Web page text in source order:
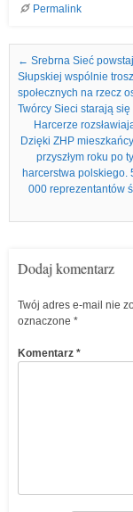
Permalink
Nawigacja we wpisach
← Srebrna Sieć
Słupskiej wspólnie
społecznych na rzecz
Twórcy Sieci starają
Harcerze
Dzięki ZHP
przyszłym roku po
harcerstwa polskiego.
000 reprezentantów
Dodaj komentarz
Twój adres e-mail nie
oznaczone *
Komentarz *